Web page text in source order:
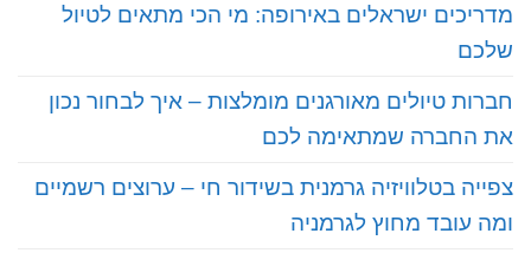
‏מדריכים ישראלים באירופה: מי הכי מתאים לטיול
שלכם
‏חברות טיולים מאורגנים מומלצות – איך לבחור נכון
את החברה שמתאימה לכם
‏צפייה בטלוויזיה גרמנית בשידור חי – ערוצים רשמיים
ומה עובד מחוץ לגרמניה